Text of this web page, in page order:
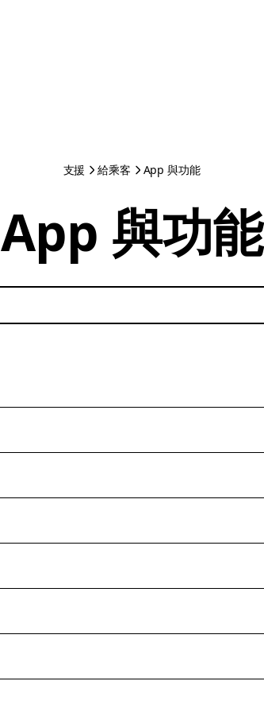
支援 給乘客 App 與功能
App 與功能